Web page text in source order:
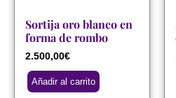
Sortija oro blanco en
forma de rombo
2.500,00€
Añadir al carrito